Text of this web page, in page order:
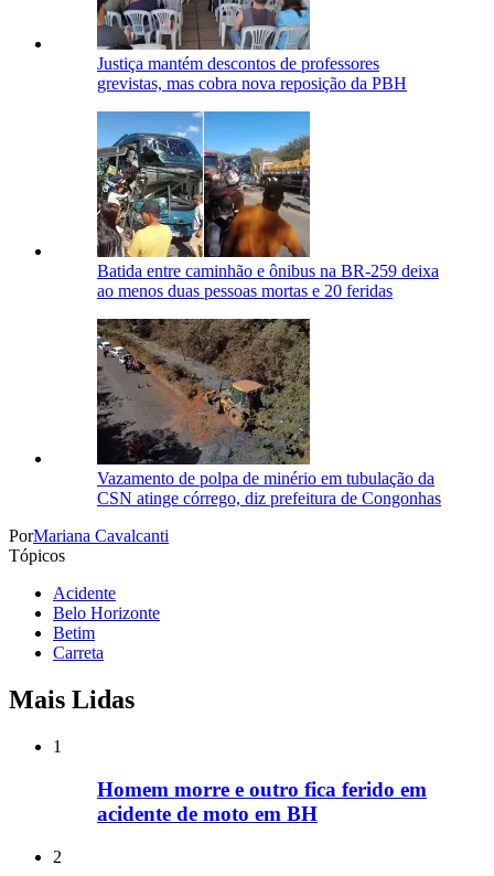
Justiça mantém descontos de professores
grevistas, mas cobra nova reposição da PBH
Batida entre caminhão e ônibus na BR-259 deixa
ao menos duas pessoas mortas e 20 feridas
Vazamento de polpa de minério em tubulação da
CSN atinge córrego, diz prefeitura de Congonhas
PorMariana Cavalcanti
Tópicos
Acidente
Belo Horizonte
Betim
Carreta
Mais Lidas
1
Homem morre e outro fica ferido em
acidente de moto em BH
2